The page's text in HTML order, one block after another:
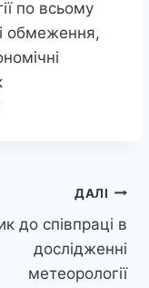
по всьому
обмеження,
ДАЛІ
до співпраці в
дослідженні
метеорології